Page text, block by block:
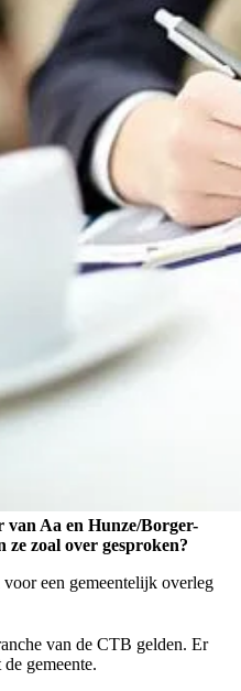
van Aa en Hunze/Borger-
zoal over gesproken?
een gemeentelijk overleg
van de CTB gelden. Er
gemeente.